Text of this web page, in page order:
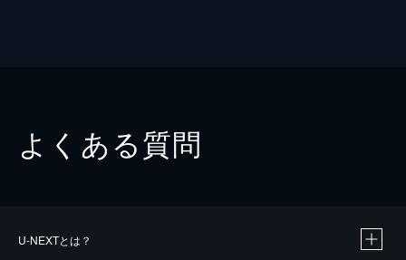
よくある質問
U-NEXTとは？